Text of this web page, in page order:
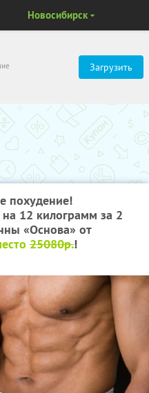
Загрузить
Новосибирск
похудение!
12 килограмм за 2
«Основа» от
25080р.!